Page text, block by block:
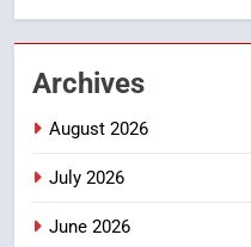
Archives
August 2026
July 2026
June 2026